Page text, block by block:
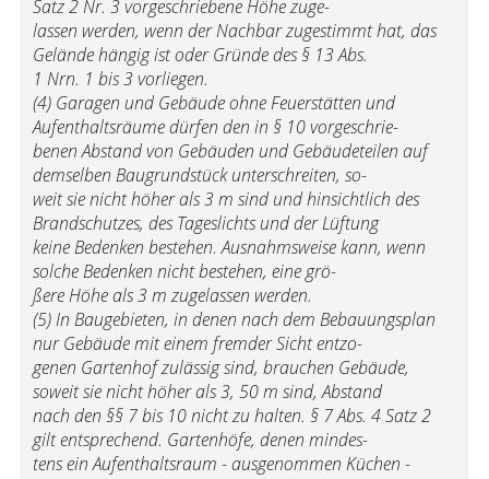
Satz 2 Nr. 3 vorgeschriebene Höhe zuge-
lassen werden, wenn der Nachbar zugestimmt hat, das
Gelände hängig ist oder Gründe des § 13 Abs.
1 Nrn. 1 bis 3 vorliegen.
(4) Garagen und Gebäude ohne Feuerstätten und
Aufenthaltsräume dürfen den in § 10 vorgeschrie-
benen Abstand von Gebäuden und Gebäudeteilen auf
demselben Baugrundstück unterschreiten, so-
weit sie nicht höher als 3 m sind und hinsichtlich des
Brandschutzes, des Tageslichts und der Lüftung
keine Bedenken bestehen. Ausnahmsweise kann, wenn
solche Bedenken nicht bestehen, eine grö-
ßere Höhe als 3 m zugelassen werden.
(5) In Baugebieten, in denen nach dem Bebauungsplan
nur Gebäude mit einem fremder Sicht entzo-
genen Gartenhof zulässig sind, brauchen Gebäude,
soweit sie nicht höher als 3, 50 m sind, Abstand
nach den §§ 7 bis 10 nicht zu halten. § 7 Abs. 4 Satz 2
gilt entsprechend. Gartenhöfe, denen mindes-
tens ein Aufenthaltsraum - ausgenommen Küchen -